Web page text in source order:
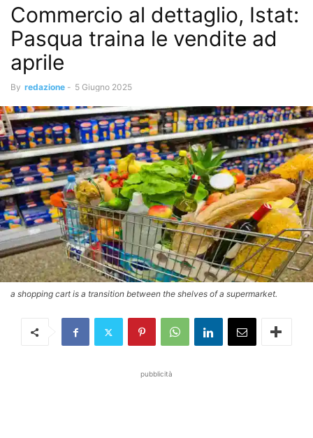
Commercio al dettaglio, Istat:
Pasqua traina le vendite ad
aprile
By redazione - 5 Giugno 2025
a shopping cart is a transition between the shelves of a supermarket.
pubblicità